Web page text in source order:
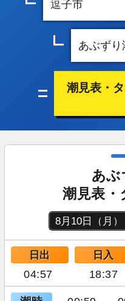
潮見表・
あぶ
潮見表・
日出 日入
04:57 18:37